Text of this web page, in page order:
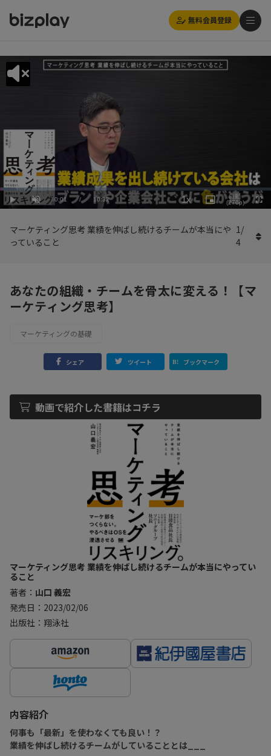
無料会員登録
Play UnmuteCurrent
0:01 / Duration
10:32
Loaded:
5.70%
1x
Playback
Rate
Picture-
in-
自動
(270p)
マーケティング思考 業績を伸ばし続けるチームが本当にや
っていること
1/
4
あなたの組織・チームを骨太に変える！【マ
ーケティング思考】
マーケティングの基礎
シェア ツイート ブックマーク
動画で紹介した書籍はコチラ
マーケティング思考 業績を伸ばし続けるチームが本当にやってい
ること
著者： 山口 義宏
発売日：2023/02/06
出版社：翔泳社
内容紹介
何事も「最新」を使わなくても良い！？
業績を伸ばし続けるチームがしていることとは___